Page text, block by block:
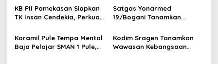
i
o
n
Kesehatan Nasional
KB PII Pamekasan Siapkan
TK Insan Cendekia, Perkuat
Bangsa Sejak Dini
Satgas Yonarmed
19/Bogani Tanamkan
Perbatasan
Koramil Pule Tempa Mental
Baja Pelajar SMAN 1 Pule,
Kodim Sragen Tanamkan
Wawasan Kebangsaan